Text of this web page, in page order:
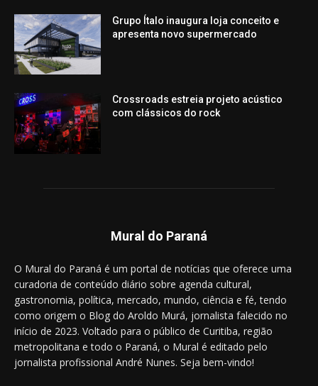
Grupo Ítalo inaugura loja conceito e
apresenta novo supermercado
Crossroads estreia projeto acústico
com clássicos do rock
Mural do Paraná
O Mural do Paraná é um portal de notícias que oferece uma
curadoria de conteúdo diário sobre agenda cultural,
gastronomia, política, mercado, mundo, ciência e fé, tendo
como origem o Blog do Aroldo Murá, jornalista falecido no
início de 2023. Voltado para o público de Curitiba, região
metropolitana e todo o Paraná, o Mural é editado pelo
jornalista profissional André Nunes. Seja bem-vindo!